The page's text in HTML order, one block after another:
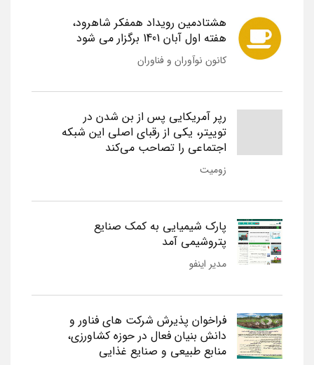
هشتادمین رویداد همفکر شاهرود،
هفته اول آبان 1401 برگزار می شود
کانون نوآوران و فناوران
رپر آمریکایی پس از بن شدن در
توییتر، یکی از رقبای اصلی این شبکه
اجتماعی را تصاحب می‌کند
زومیت
پارک شیمیایی به کمک صنایع
پتروشیمی آمد
مدیر اینفو
فراخوان پذیرش شرکت های فناور و
دانش بنیان فعال در حوزه کشاورزی،
منابع طبیعی و صنایع غذایی